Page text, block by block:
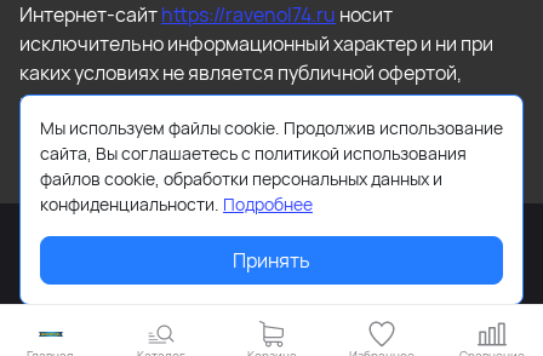
Интернет-сайтhttps://ravenol74.ru носит
исключительно информационный характер и ни при
каких условиях не является публичной офертой,
которая определяется положениями статьи 437
Гражданского кодекса РФ.
Мы используем файлы cookie. Продолжив использование
сайта, Вы соглашаетесь с политикой использования
файлов cookie, обработки персональных данных и
конфиденциальности. Подробнее
Принять